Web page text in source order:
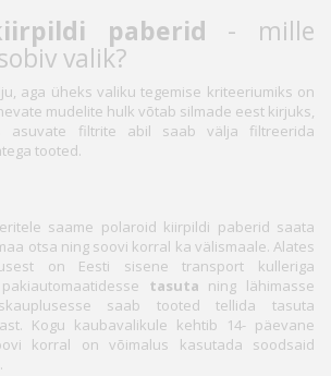
paberid - mille
valik?
aga üheks valiku tegemise kriteeriumiks on
mudelite hulk võtab silmade eest kirjuks,
asuvate filtrite abil saab välja filtreerida
tooted.
saame polaroid kiirpildi paberid saata
otsa ning soovi korral ka välismaale. Alates
on Eesti sisene transport kulleriga
tasuta ning lähimasse
saab tooted tellida tasuta
Kogu kaubavalikule kehtib 14- päevane
korral on võimalus kasutada soodsaid